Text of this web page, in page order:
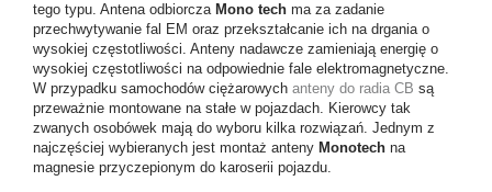
tego typu. Antena odbiorcza Mono tech ma za zadanie
przechwytywanie fal EM oraz przekształcanie ich na drgania o
wysokiej częstotliwości. Anteny nadawcze zamieniają energię o
wysokiej częstotliwości na odpowiednie fale elektromagnetyczne.
W przypadku samochodów ciężarowych anteny do radia CB są
przeważnie montowane na stałe w pojazdach. Kierowcy tak
zwanych osobówek mają do wyboru kilka rozwiązań. Jednym z
najczęściej wybieranych jest montaż anteny Monotech na
magnesie przyczepionym do karoserii pojazdu.